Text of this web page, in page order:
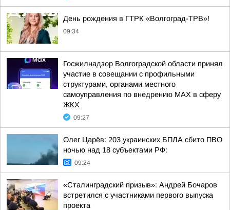
День рождения в ГТРК «Волгоград-ТРВ»!
09:34
Госжилнадзор Волгоградской области принял
участие в совещании с профильными
структурами, органами местного
самоуправления по внедрению МАХ в сферу
ЖКХ
09:27
Олег Царёв: 203 украинских БПЛА сбито ПВО
ночью над 18 субъектами РФ:
09:24
«Сталинградский призыв»: Андрей Бочаров
встретился с участниками первого выпуска
проекта